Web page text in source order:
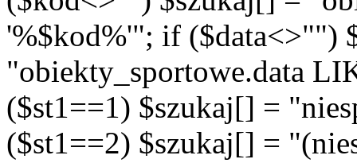
'%$kod%'"; if ($data<>"")
"obiekty_sportowe.data
($st1==1) $szukaj[] =
($st1==2) $szukaj[] =